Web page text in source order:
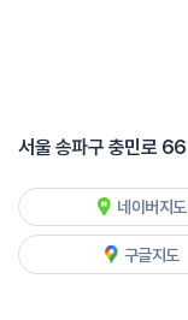
서울 송파구 충민로 66
네이버지도
구글지도